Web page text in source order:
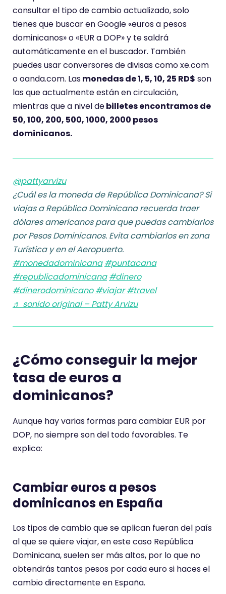
consultar el tipo de cambio actualizado, solo
tienes que buscar en Google «euros a pesos
dominicanos» o «EUR a DOP» y te saldrá
automáticamente en el buscador. También
puedes usar conversores de divisas como xe.com
o oanda.com. Lasmonedas de 1, 5, 10, 25 RD$ son
las que actualmente están en circulación,
mientras que a nivel debilletes encontramos de
50, 100, 200, 500, 1000, 2000 pesos
dominicanos.
@pattyarvizu
¿Cuál es la moneda de República Dominicana? Si
viajas a República Dominicana recuerda traer
dólares americanos para que puedas cambiarlos
por Pesos Dominicanos. Evita cambiarlos en zona
Turística y en el Aeropuerto.
#monedadominicana #puntacana
#republicadominicana #dinero
#dinerodominicano #viajar #travel
♬ sonido original – Patty Arvizu
¿Cómo conseguir la mejor
tasa de euros a
dominicanos?
Aunque hay varias formas para cambiar EUR por
DOP, no siempre son del todo favorables. Te
explico:
Cambiar euros a pesos
dominicanos en España
Los tipos de cambio que se aplican fueran del país
al que se quiere viajar, en este caso República
Dominicana, suelen ser más altos, por lo que no
obtendrás tantos pesos por cada euro si haces el
cambio directamente en España.